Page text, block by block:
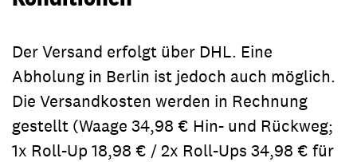
Der Versand erfolgt über DHL. Eine
Abholung in Berlin ist jedoch auch möglich.
Die Versandkosten werden in Rechnung
gestellt (Waage 34,98 € Hin- und Rückweg;
1x Roll-Up 18,98 € / 2x Roll-Ups 34,98 € für